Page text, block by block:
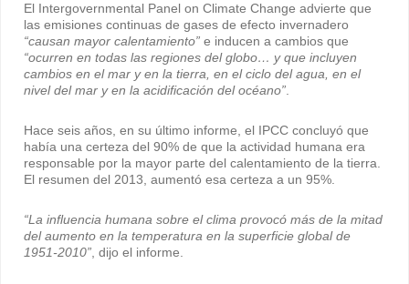
El Intergovernmental Panel on Climate Change advierte que
las emisiones continuas de gases de efecto invernadero
“causan mayor calentamiento” e inducen a cambios que
“ocurren en todas las regiones del globo… y que incluyen
cambios en el mar y en la tierra, en el ciclo del agua, en el
nivel del mar y en la acidificación del océano”.
Hace seis años, en su último informe, el IPCC concluyó que
había una certeza del 90% de que la actividad humana era
responsable por la mayor parte del calentamiento de la tierra.
El resumen del 2013, aumentó esa certeza a un 95%.
“La influencia humana sobre el clima provocó más de la mitad
del aumento en la temperatura en la superficie global de
1951-2010”, dijo el informe.